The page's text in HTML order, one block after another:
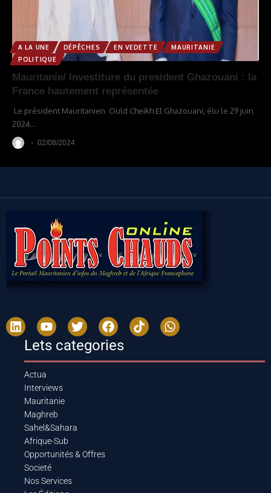
A LA UNE DÉPÊCHES EN VEDETTE
MAURITANIE
POLITIQUE
Mauritanie/ Investiture du president Ghazouani : la
France hautement représentée
Le président Mauritanien Ould Cheikh El Ghazouani, élu le 29 juin
2024…
02/08/2024
Lets categories
Actua
Interviews
Mauritanie
Maghreb
Sahel&Sahara
Afrique-Sub
Opportunités & Offres
Societé
Nos Services